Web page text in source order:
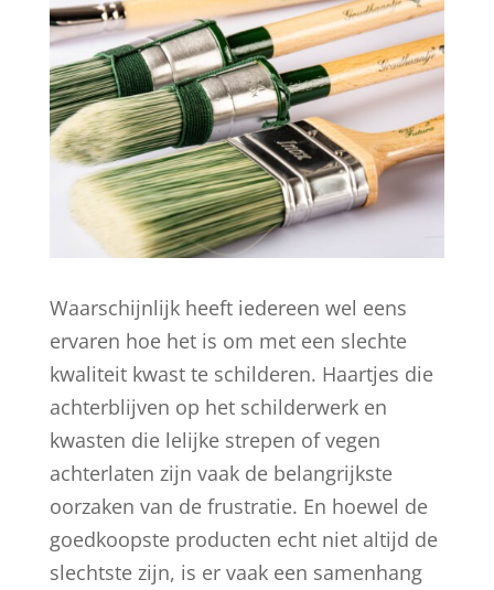
Waarschijnlijk heeft iedereen wel eens
ervaren hoe het is om met een slechte
kwaliteit kwast te schilderen. Haartjes die
achterblijven op het schilderwerk en
kwasten die lelijke strepen of vegen
achterlaten zijn vaak de belangrijkste
oorzaken van de frustratie. En hoewel de
goedkoopste producten echt niet altijd de
slechtste zijn, is er vaak een samenhang